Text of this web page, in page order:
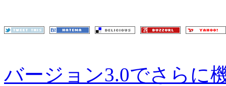
バージョン3.0でさらに